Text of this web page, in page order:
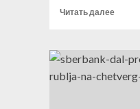
Читать далее
цены
на